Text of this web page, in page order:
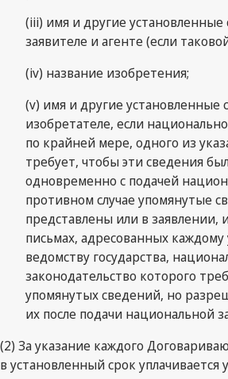
(iii) имя и другие установленные
заявителе и агенте (если
(iv) название изобретения;
(v) имя и другие установленные
изобретателе, если
по крайней мере, одного из
требует, чтобы эти сведения
одновременно с подачей
противном случае упомянутые
представлены или в заявлении,
письмах, адресованных каждому
ведомству государства,
законодательство которого
упомянутых сведений, но
их после подачи национальной
(2) За указание каждого
в установленный срок уплачивается